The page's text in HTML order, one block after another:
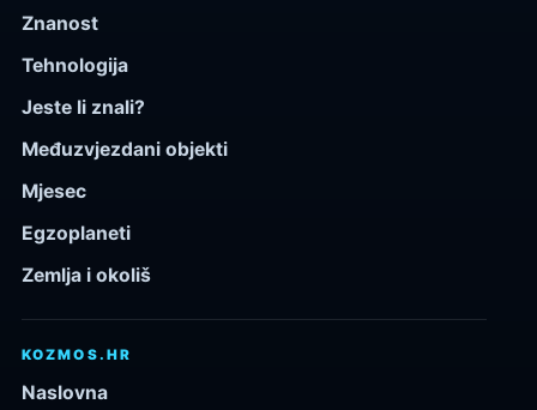
Znanost
Tehnologija
Jeste li znali?
Međuzvjezdani objekti
Mjesec
Egzoplaneti
Zemlja i okoliš
KOZMOS.HR
Naslovna